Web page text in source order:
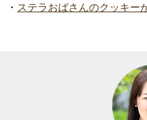
・ ステラおばさんのクッキ